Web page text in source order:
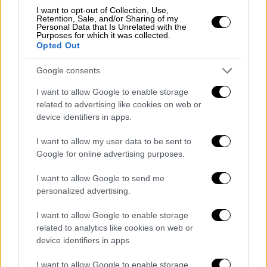
I want to opt-out of Collection, Use,
Retention, Sale, and/or Sharing of my
Personal Data that Is Unrelated with the
Purposes for which it was collected.
Opted Out
Google consents
I want to allow Google to enable storage
related to advertising like cookies on web or
device identifiers in apps.
I want to allow my user data to be sent to
Google for online advertising purposes.
I want to allow Google to send me
personalized advertising.
I want to allow Google to enable storage
related to analytics like cookies on web or
device identifiers in apps.
I want to allow Google to enable storage
Οι παίκτες της Ένωσης έδειξαν να μένουν
από ενέργεια αλλά και από ψυχολογία, κάτι
που έφερε τη Ρίτας στο +8 στο ξεκίνημα της
παράτασης (80-88) με ένα επί μέρους 8-0. Η
ΑΕΚ δεν επέστρεψε ποτέ και ο τίτλος
Η Ένωση έχασε μια τεράστια ευκαιρία για να
σηκώσει το τέταρτο ευρωπαϊκό τρόπαιο
στην ιστορία της μετά το Κύπελλο
Κυπελλούχων του 1968, το Κύπελλο
Champions League του 2018 στο ΟΑΚΑ.
Ο Σιμόνας Λουκόσιους ήταν αυτός που
ουσιαστικά «σκότωσε» την ΑΕΚ. Ο
Λιθουανός γκαρντ βρήκε μεγάλα σουτ και σε
23' σκόραρε 23 πόντους με 7/10 τρίποντα,